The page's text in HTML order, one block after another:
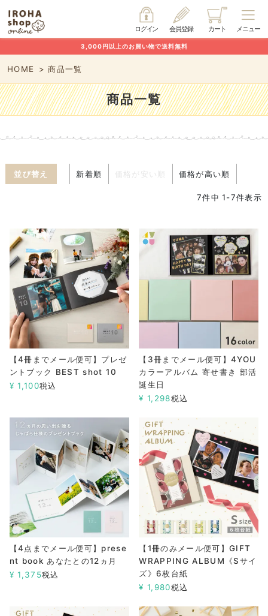
メニュー
カート
会員登録
ログイン
3,000円以上のお買い物で送料無料
HOME 商品一覧
商品一覧
並び替え 新着順 価格が安い順 価格が高い順
7件中 1-7件表示
【4冊までメール便可】プレゼ
ントブック BEST shot 10
¥ 1,100税込
【3冊までメール便可】4YOU
カラーアルバム 寄せ書き 部活
誕生日
¥ 1,298税込
【4点までメール便可】prese
nt book あなたとの12ヵ月
¥ 1,375税込
【1冊のみメール便可】GIFT
WRAPPING ALBUM《Sサイ
ズ》6枚台紙
¥ 1,980税込